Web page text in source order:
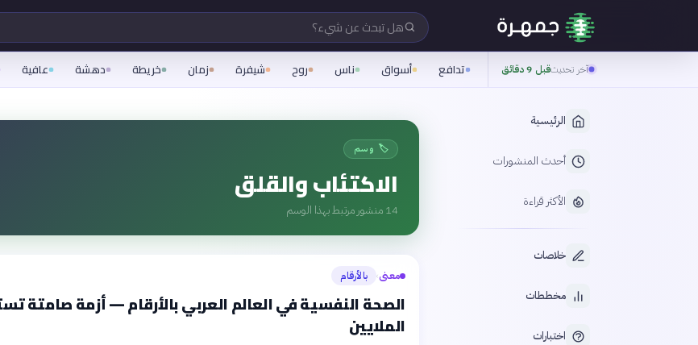
هل تبحث عن شيء؟
آخر تحديثقبل 9 دقائق تدافع أسواق ناس روح شيفرة زمان خريطة دهشة عافية
الرئيسية
أحدث المنشورات
الأكثر قراءة
خلاصات
مخططات
اختبارات
🏷️ وسم
الاكتئاب والقلق
14 منشور مرتبط بهذا الوسم
معنى› بالأرقام
الصحة النفسية في العالم العربي بالأرقام — أزمة صامتة
الملايين